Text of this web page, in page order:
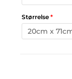
Størrelse *